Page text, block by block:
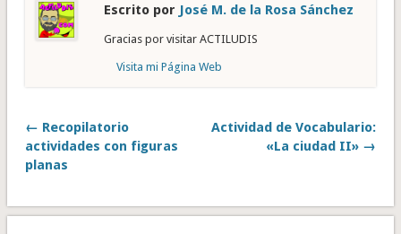
Escrito por José M. de la Rosa Sánchez
Gracias por visitar ACTILUDIS
Visita mi Página Web
← Recopilatorio
actividades con figuras
planas
Actividad de Vocabulario:
«La ciudad II» →